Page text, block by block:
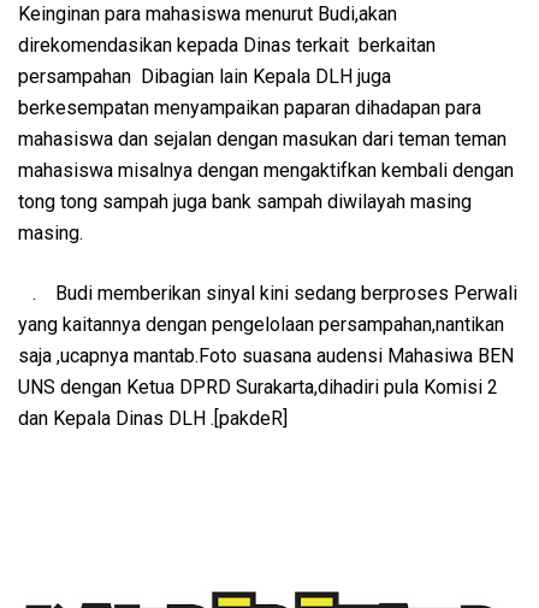
Keinginan para mahasiswa menurut Budi,akan
direkomendasikan kepada Dinas terkait berkaitan
persampahan Dibagian lain Kepala DLH juga
berkesempatan menyampaikan paparan dihadapan para
mahasiswa dan sejalan dengan masukan dari teman teman
mahasiswa misalnya dengan mengaktifkan kembali dengan
tong tong sampah juga bank sampah diwilayah masing
masing.
. Budi memberikan sinyal kini sedang berproses Perwali
yang kaitannya dengan pengelolaan persampahan,nantikan
saja ,ucapnya mantab.Foto suasana audensi Mahasiwa BEN
UNS dengan Ketua DPRD Surakarta,dihadiri pula Komisi 2
dan Kepala Dinas DLH .[pakdeR]